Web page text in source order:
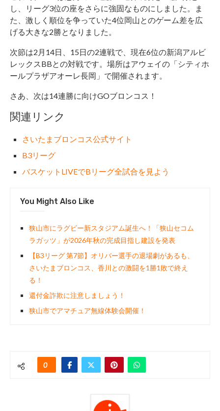
し、リーグ3位の座をさらに強固なものにしました。ま
た、激しく順位を争っていた4位岡山とのゲーム差を広
げる大きな2勝となりました。
次節は2月14日、15日の2連戦で、現在6位の新潟アルビ
レックスBBとの対戦です。場所はアウェイの「シティホ
ールプラザアオーレ長岡」で開催されます。
さあ、次は14連勝に向けGOブロンコス！
関連リンク
さいたまブロンコス公式サイト
B3リーグ
バスケットLIVEでBリーグ全試合を見よう
You Might Also Like
狭山市にラグビー新スタジアム誕生へ！「狭山セコム
ラガッツ」が2026年秋の完成目指し建設を発表
【B3リーグ 第7節】オリバー選手の退場劇があるも、
さいたまブロンコス、香川との激闘を1勝1敗で終え
る！
還付金詐欺に注意しましょう！
狭山市でアマチュア無線体験会開催！
0